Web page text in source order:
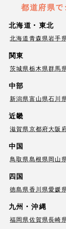
都道府県
北海道・東北
北海道青森県岩手
関東
茨城県栃木県群馬
中部
新潟県富山県石川
近畿
滋賀県京都府大阪
中国
鳥取県島根県岡山
四国
徳島県香川県愛媛
九州・沖縄
福岡県佐賀県長崎